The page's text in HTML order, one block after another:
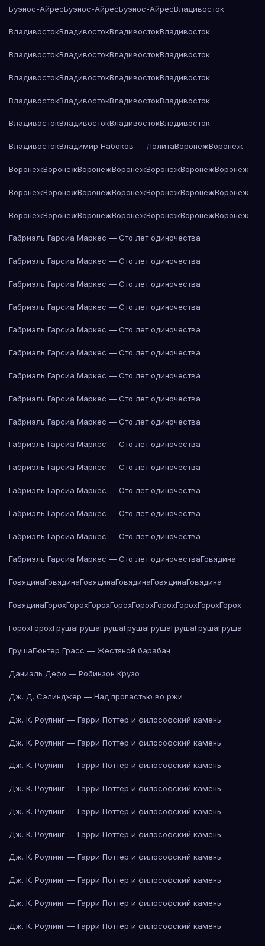
Буэнос-АйресБуэнос-АйресБуэнос-АйресВладивосток
ВладивостокВладивостокВладивостокВладивосток
ВладивостокВладивостокВладивостокВладивосток
ВладивостокВладивостокВладивостокВладивосток
ВладивостокВладивостокВладивостокВладивосток
ВладивостокВладивостокВладивостокВладивосток
ВладивостокВладимир Набоков — ЛолитаВоронежВоронеж
ВоронежВоронежВоронежВоронежВоронежВоронежВоронеж
ВоронежВоронежВоронежВоронежВоронежВоронежВоронеж
ВоронежВоронежВоронежВоронежВоронежВоронежВоронеж
Габриэль Гарсиа Маркес — Сто лет одиночества
Габриэль Гарсиа Маркес — Сто лет одиночества
Габриэль Гарсиа Маркес — Сто лет одиночества
Габриэль Гарсиа Маркес — Сто лет одиночества
Габриэль Гарсиа Маркес — Сто лет одиночества
Габриэль Гарсиа Маркес — Сто лет одиночества
Габриэль Гарсиа Маркес — Сто лет одиночества
Габриэль Гарсиа Маркес — Сто лет одиночества
Габриэль Гарсиа Маркес — Сто лет одиночества
Габриэль Гарсиа Маркес — Сто лет одиночества
Габриэль Гарсиа Маркес — Сто лет одиночества
Габриэль Гарсиа Маркес — Сто лет одиночества
Габриэль Гарсиа Маркес — Сто лет одиночества
Габриэль Гарсиа Маркес — Сто лет одиночества
Габриэль Гарсиа Маркес — Сто лет одиночестваГовядина
ГовядинаГовядинаГовядинаГовядинаГовядинаГовядина
ГовядинаГорохГорохГорохГорохГорохГорохГорохГорохГорох
ГорохГорохГрушаГрушаГрушаГрушаГрушаГрушаГрушаГруша
ГрушаГюнтер Грасс — Жестяной барабан
Даниэль Дефо — Робинзон Крузо
Дж. Д. Сэлинджер — Над пропастью во ржи
Дж. К. Роулинг — Гарри Поттер и философский камень
Дж. К. Роулинг — Гарри Поттер и философский камень
Дж. К. Роулинг — Гарри Поттер и философский камень
Дж. К. Роулинг — Гарри Поттер и философский камень
Дж. К. Роулинг — Гарри Поттер и философский камень
Дж. К. Роулинг — Гарри Поттер и философский камень
Дж. К. Роулинг — Гарри Поттер и философский камень
Дж. К. Роулинг — Гарри Поттер и философский камень
Дж. К. Роулинг — Гарри Поттер и философский камень
Дж. К. Роулинг — Гарри Поттер и философский камень